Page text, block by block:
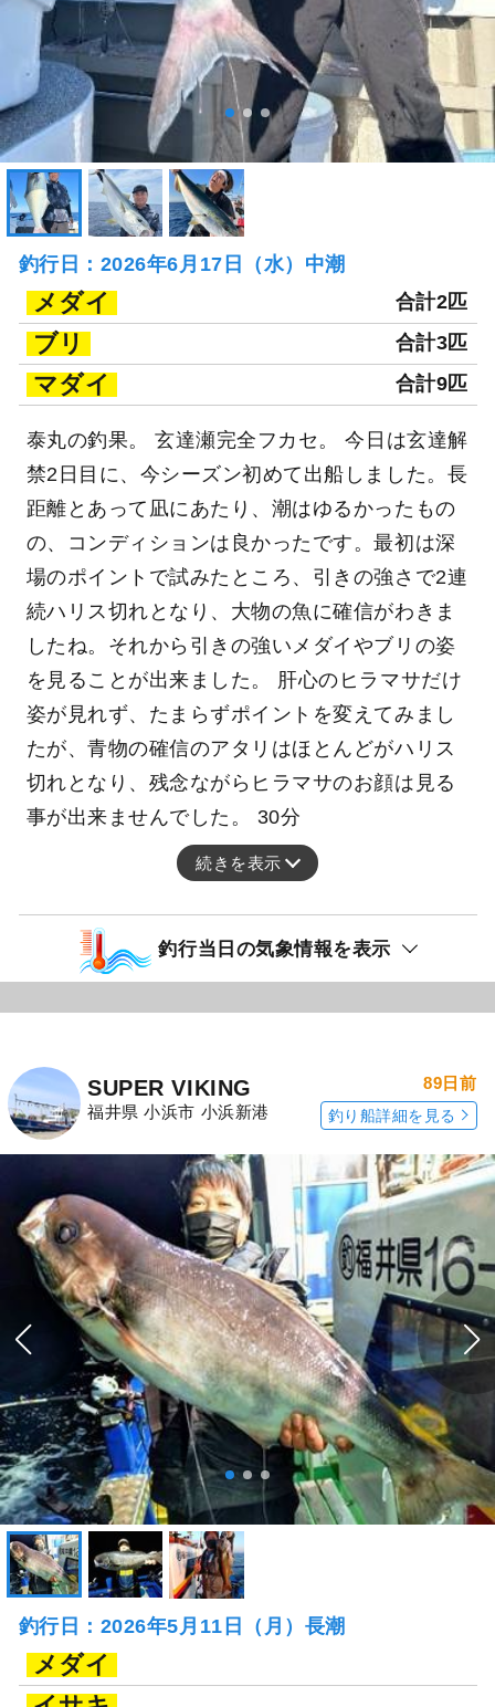
釣行日：2026年6月17日（水）中潮
メダイ 合計2匹
ブリ 合計3匹
マダイ 合計9匹
泰丸の釣果。 玄達瀬完全フカセ。 今日は玄達解
禁2日目に、今シーズン初めて出船しました。長
距離とあって凪にあたり、潮はゆるかったもの
の、コンディションは良かったです。最初は深
場のポイントで試みたところ、引きの強さで2連
続ハリス切れとなり、大物の魚に確信がわきま
したね。それから引きの強いメダイやブリの姿
を見ることが出来ました。 肝心のヒラマサだけ
姿が見れず、たまらずポイントを変えてみまし
たが、青物の確信のアタリはほとんどがハリス
切れとなり、残念ながらヒラマサのお顔は見る
事が出来ませんでした。 30分
続きを表示
釣行当日の気象情報を表示
SUPER VIKING
福井県 小浜市 小浜新港
89日前
釣り船詳細を見る
釣行日：2026年5月11日（月）長潮
メダイ